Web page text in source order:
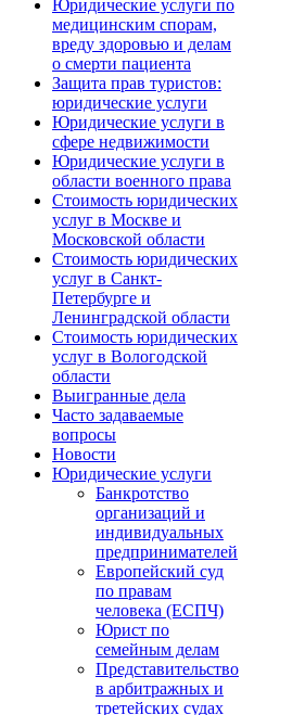
Юридические услуги по
медицинским спорам,
вреду здоровью и делам
о смерти пациента
Защита прав туристов:
юридические услуги
Юридические услуги в
сфере недвижимости
Юридические услуги в
области военного права
Стоимость юридических
услуг в Москве и
Московской области
Стоимость юридических
услуг в Санкт-
Петербурге и
Ленинградской области
Стоимость юридических
услуг в Вологодской
области
Выигранные дела
Часто задаваемые
вопросы
Новости
Юридические услуги
Банкротство
организаций и
индивидуальных
предпринимателей
Европейский суд
по правам
человека (ЕСПЧ)
Юрист по
семейным делам
Представительство
в арбитражных и
третейских судах